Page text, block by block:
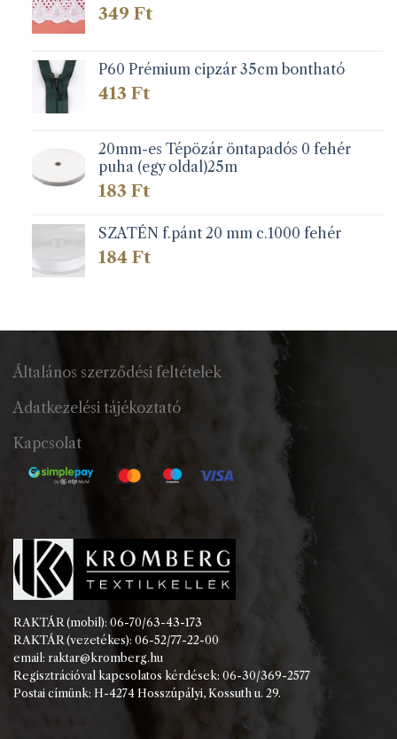
349 Ft
P60 Prémium cipzár 35cm bontható
413 Ft
20mm-es Tépözár öntapadós 0 fehér
puha (egy oldal)25m
183 Ft
SZATÉN f.pánt 20 mm c.1000 fehér
184 Ft
Általános szerződési feltételek
Adatkezelési tájékoztató
Kapcsolat
RAKTÁR (mobil): 06-70/63-43-173
RAKTÁR (vezetékes): 06-52/77-22-00
email: raktar@kromberg.hu
Regisztrációval kapcsolatos kérdések: 06-30/369-2577
Postai címünk: H-4274 Hosszúpályi, Kossuth u. 29.